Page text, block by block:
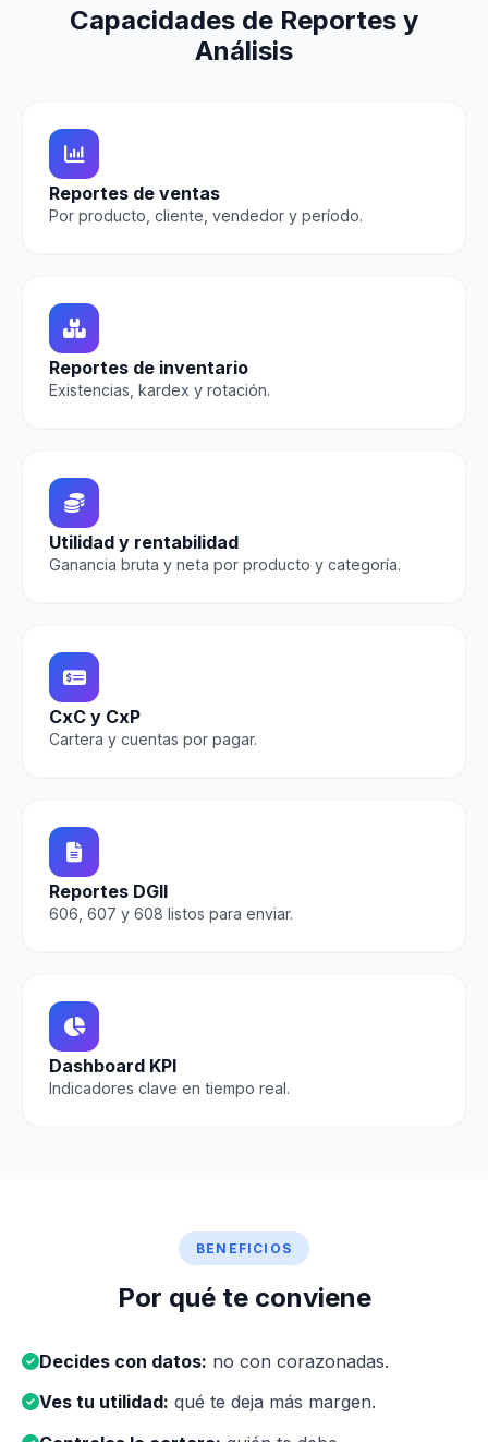
Capacidades de Reportes y
Análisis
Reportes de ventas
Por producto, cliente, vendedor y período.
Reportes de inventario
Existencias, kardex y rotación.
Utilidad y rentabilidad
Ganancia bruta y neta por producto y categoría.
CxC y CxP
Cartera y cuentas por pagar.
Reportes DGII
606, 607 y 608 listos para enviar.
Dashboard KPI
Indicadores clave en tiempo real.
BENEFICIOS
Por qué te conviene
Decides con datos: no con corazonadas.
Ves tu utilidad: qué te deja más margen.